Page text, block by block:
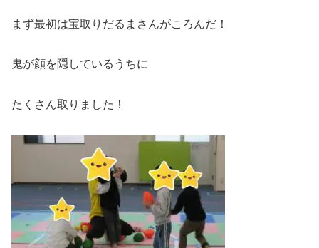
まず最初は宝取りだるまさんがころんだ！
鬼が顔を隠しているうちに
たくさん取りました！